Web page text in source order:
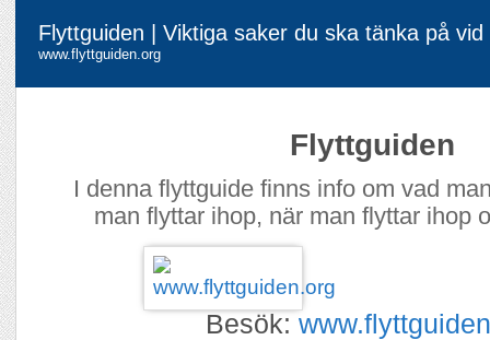
Flyttguiden | Viktiga saker du ska tänka på
www.flyttguiden.org
Flyttguiden
I denna flyttguide finns info om vad
man flyttar ihop, när man flyttar ihop
Besök: